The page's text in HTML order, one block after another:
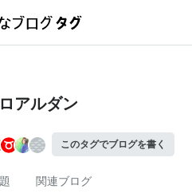
アルダン
このタグでブログを書く
関連ブログ